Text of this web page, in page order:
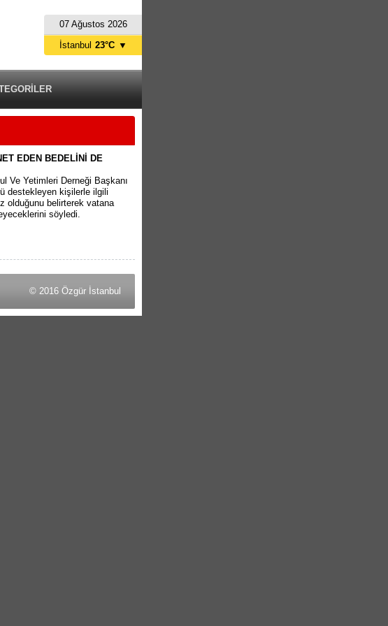
07 Ağustos 2026
İstanbul 23°C ▼
EDEN BEDELİNİ DE
Ve Yetimleri Derneği Başkanı
destekleyen kişilerle ilgili
olduğunu belirterek vatana
söyledi.
© 2016 Özgür İstanbul